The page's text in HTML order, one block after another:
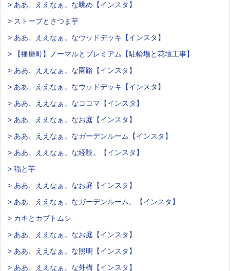
> ああ、ええなぁ。な眺め【インスタ】
> ストーブとさつま芋
> ああ、ええなぁ。なウッドデッキ【インスタ】
> 【播磨町】ノーマルとプレミアム【駐輪場と花壇工事】
> ああ、ええなぁ。な園路【インスタ】
> ああ、ええなぁ。なウッドデッキ【インスタ】
> ああ、ええなぁ。なココマ【インスタ】
> ああ、ええなぁ。なお庭【インスタ】
> ああ、ええなぁ。なガーデンルーム【インスタ】
> ああ、ええなぁ。な経験。【インスタ】
> 稲と芋
> ああ、ええなぁ。なお庭【インスタ】
> ああ、ええなぁ。なガーデンルーム。【インスタ】
> カキとカブトムシ
> ああ、ええなぁ。なお庭【インスタ】
> ああ、ええなぁ。な照明【インスタ】
> ああ、ええなぁ。な外構【インスタ】